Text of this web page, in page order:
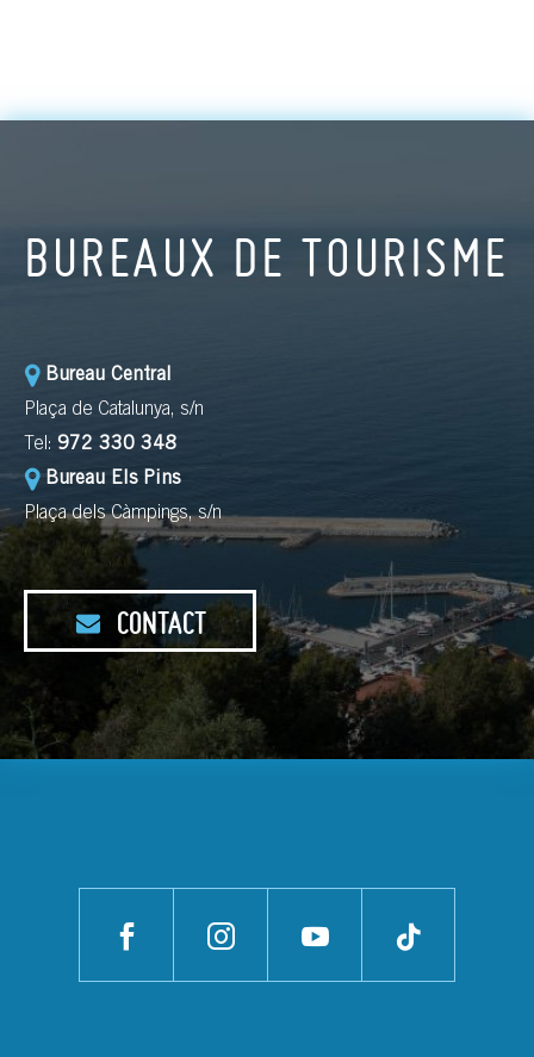
BUREAUX DE TOURISME
Bureau Central
Plaça de Catalunya, s/n
Tel: 972 330 348
Bureau Els Pins
Plaça dels Càmpings, s/n
CONTACT